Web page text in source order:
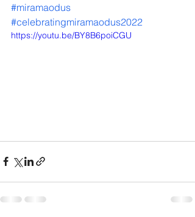
#miramaodus
#celebratingmiramaodus2022
https://youtu.be/BY8B6poiCGU